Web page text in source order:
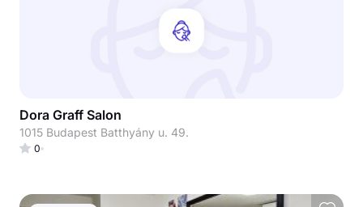
Dora Graff Salon
1015 Budapest Batthyány u. 49.
0